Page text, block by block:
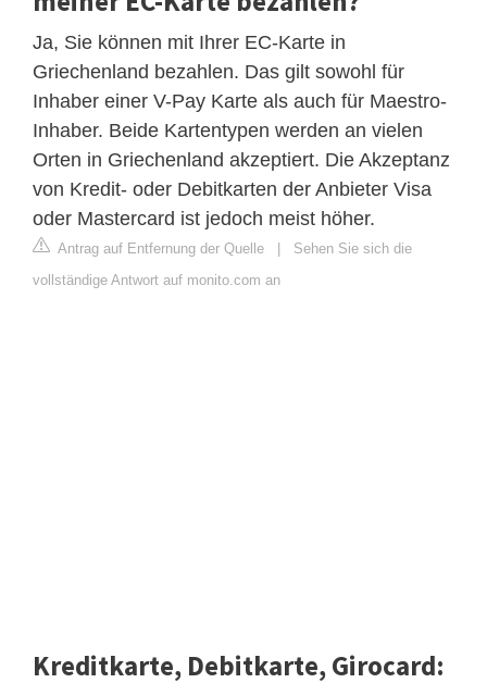
Ja, Sie können mit Ihrer EC-Karte in
Griechenland bezahlen. Das gilt sowohl für
Inhaber einer V-Pay Karte als auch für Maestro-
Inhaber. Beide Kartentypen werden an vielen
Orten in Griechenland akzeptiert. Die Akzeptanz
von Kredit- oder Debitkarten der Anbieter Visa
oder Mastercard ist jedoch meist höher.
Antrag auf Entfernung der Quelle
Sehen Sie sich die
vollständige Antwort auf monito.com an
Kreditkarte, Debitkarte, Girocard: